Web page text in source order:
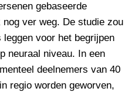
gebaseerde
ver weg. De studie zou
voor het begrijpen
neuraal niveau. In een
deelnemers van 40
regio worden geworven,